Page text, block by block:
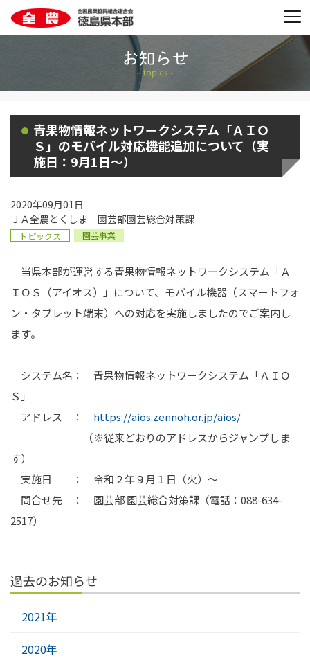
青果物情報ネットワークシステム「ＡＩＯ
Ｓ」のモバイル対応機能追加について（実
施日：9月1日～）
2020年09月01日
ＪＡ全農とくしま 園芸部園芸総合対策課
トピックス 園芸事業
当県本部が運営する青果物情報ネットワークシステム「Ａ
ＩＯＳ（アイオス）」について、モバイル機器（スマートフォ
ン・タブレット端末）への対応を実施しましたのでご案内し
ます。
システム名： 青果物情報ネットワークシステム「ＡＩＯ
Ｓ」
アドレス ： https://aios.zennoh.or.jp/aios/
（※従来どおりのアドレスからジャンプしま
す）
実施日 ： 令和２年９月１日（火）～
問合せ先 ： 園芸部 園芸総合対策課（電話：088-634-
2517）
過去のお知らせ
2021年
2020年